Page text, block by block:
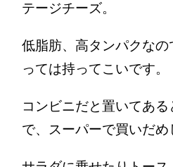
テージチーズ。
低脂肪、高タンパクなの
っては持ってこいです。
コンビニだと置いてあ
で、スーパーで買いだめ